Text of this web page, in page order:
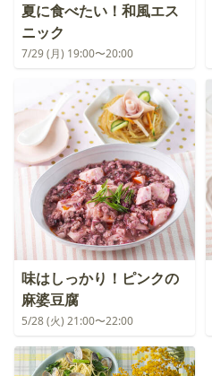
夏に食べたい！和風エス
ニック
7/29 (月) 19:00〜20:00
味はしっかり！ピンクの
麻婆豆腐
5/28 (火) 21:00〜22:00